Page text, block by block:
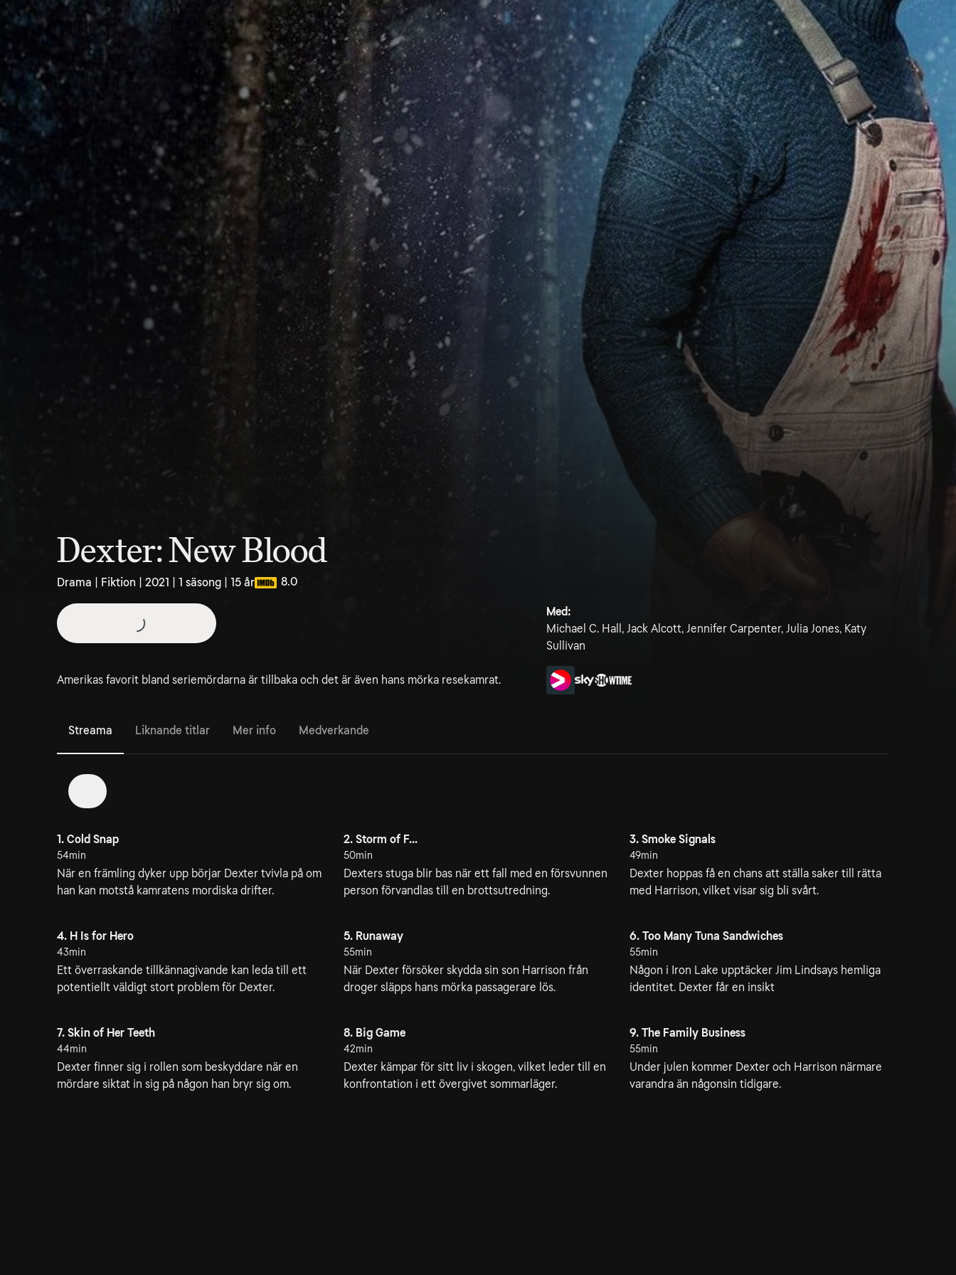
Dexter: New Blood
Drama | Fiktion | 2021 | 1 säsong | 15 år 8.0
Amerikas favorit bland seriemördarna är tillbaka och det är även hans mörka resekamrat.
Med:
Michael C. Hall, Jack Alcott, Jennifer Carpenter, Julia Jones, Katy
Sullivan
Streama Liknande titlar Mer info Medverkande
1. Cold Snap
54min
När en främling dyker upp börjar Dexter tvivla på om
han kan motstå kamratens mordiska drifter.
2. Storm of F...
50min
Dexters stuga blir bas när ett fall med en försvunnen
person förvandlas till en brottsutredning.
3. Smoke Signals
49min
Dexter hoppas få en chans att ställa saker till rätta
med Harrison, vilket visar sig bli svårt.
4. H Is for Hero
43min
Ett överraskande tillkännagivande kan leda till ett
potentiellt väldigt stort problem för Dexter.
5. Runaway
55min
När Dexter försöker skydda sin son Harrison från
droger släpps hans mörka passagerare lös.
6. Too Many Tuna Sandwiches
55min
Någon i Iron Lake upptäcker Jim Lindsays hemliga
identitet. Dexter får en insikt
7. Skin of Her Teeth
44min
Dexter finner sig i rollen som beskyddare när en
mördare siktat in sig på någon han bryr sig om.
8. Big Game
42min
Dexter kämpar för sitt liv i skogen, vilket leder till en
konfrontation i ett övergivet sommarläger.
9. The Family Business
55min
Under julen kommer Dexter och Harrison närmare
varandra än någonsin tidigare.